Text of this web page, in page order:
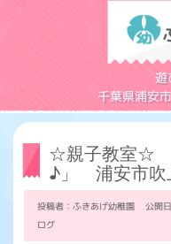
遊
千葉県浦安
☆親子教室☆
♪」 浦安市吹
投稿者：ふきあげ幼稚園 公開
ログ